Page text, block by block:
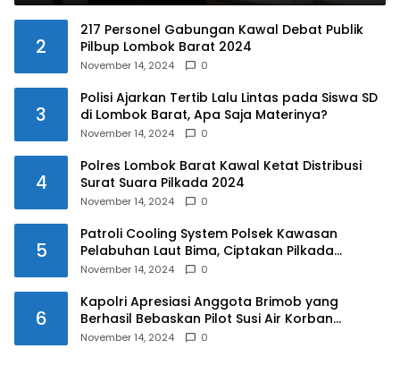
2
217 Personel Gabungan Kawal Debat Publik
Pilbup Lombok Barat 2024
November 14, 2024 0
3
Polisi Ajarkan Tertib Lalu Lintas pada Siswa SD
di Lombok Barat, Apa Saja Materinya?
November 14, 2024 0
4
Polres Lombok Barat Kawal Ketat Distribusi
Surat Suara Pilkada 2024
November 14, 2024 0
5
Patroli Cooling System Polsek Kawasan
Pelabuhan Laut Bima, Ciptakan Pilkada
Serentak 2024 yang Aman dan Damai
November 14, 2024 0
6
Kapolri Apresiasi Anggota Brimob yang
Berhasil Bebaskan Pilot Susi Air Korban
Penyanderaan KKB
November 14, 2024 0